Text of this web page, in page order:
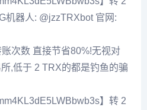
机器人: @jzzTRXbot 官网:
次数 直接节省80%!无视对
,低于 2 TRX的都是钓鱼的骗
】转 2